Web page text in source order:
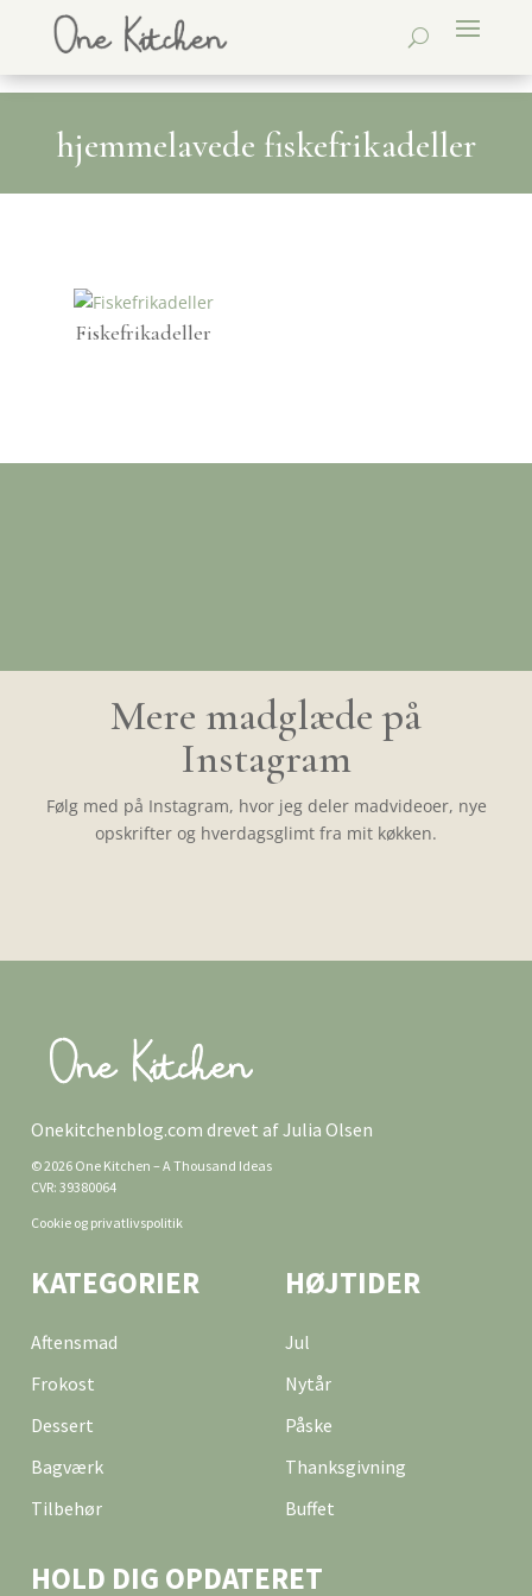
hjemmelavede fiskefrikadeller
Fiskefrikadeller
Mere madglæde på
Instagram
Følg med på Instagram, hvor jeg deler madvideoer, nye
opskrifter og hverdagsglimt fra mit køkken.
Onekitchenblog.com drevet af Julia Olsen
© 2026 One Kitchen – A Thousand Ideas
CVR: 39380064
Cookie og privatlivspolitik
KATEGORIER
Aftensmad
Frokost
Dessert
Bagværk
Tilbehør
HØJTIDER
Jul
Nytår
Påske
Thanksgivning
Buffet
HOLD DIG OPDATERET